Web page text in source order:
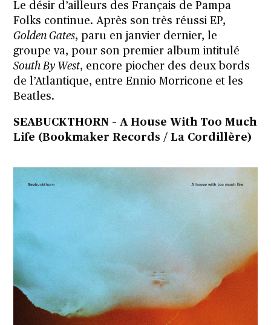
Le désir d’ailleurs des Français de Pampa
Folks continue. Après son très réussi EP,
Golden Gates, paru en janvier dernier, le
groupe va, pour son premier album intitulé
South By West, encore piocher des deux bords
de l’Atlantique, entre Ennio Morricone et les
Beatles.
SEABUCKTHORN – A House With Too Much
Life (Bookmaker Records / La Cordillère)